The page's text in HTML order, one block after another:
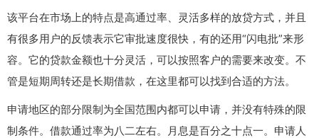
该平台在市场上的特点是高通过率、灵活多样的放贷方式，并且
有很多用户的反馈表示它审批速度很快，有的还用“闪电批”来形
容。它的贷款金额也十分灵活，可以按照客户的需要来改变。不
管是短期周转还是长期借款，在这里都可以找到合适的方法。
申请地区的部分限制为全国范围内都可以申请，并没有特殊的限
制条件。借款通过率为八二左右。月息是百分之十点一。申请人